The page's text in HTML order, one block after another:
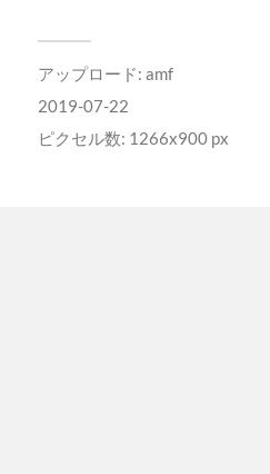
アップロード: amf
2019-07-22
ピクセル数: 1266x900 px